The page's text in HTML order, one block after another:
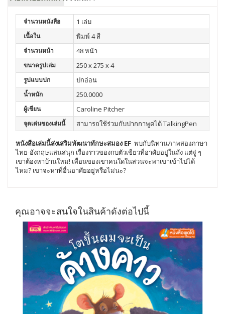
จำนวนหนังสือ 1 เล่ม
เนื้อใน พิมพ์ 4 สี
จำนวนหน้า 48 หน้า
ขนาดรูปเล่ม 250 x 275 x 4
รูปแบบปก ปกอ่อน
น้ำหนัก 250.0000
ผู้เขียน Caroline Pitcher
จุดเด่นของเล่มนี้ สามารถใช้ร่วมกับปากกาพูดได้ TalkingPen
หนังสือเล่มนี้ส่งเสริมพัฒนาทักษะสมอง EF พบกับนิทานภาพสองภาษา
ไทย-อังกฤษแสนสนุก เรื่องราวของกบตัวเขียวที่อาศัยอยู่ในถัง แต่จู่ ๆ
เขาต้องหาบ้านใหม่! เพื่อนของเขาคนใดในสวนจะพาเขาเข้าไปได้
ไหม? เขาจะหาที่อื่นอาศัยอยู่หรือไม่นะ?
คุณอาจจะสนใจในสินค้าดังต่อไปนี้